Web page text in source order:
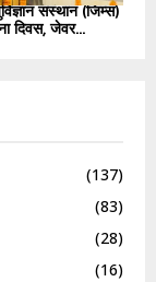
संस्थान (जिम्स)
दिवस, जेवर...
(137)
(83)
(28)
(16)